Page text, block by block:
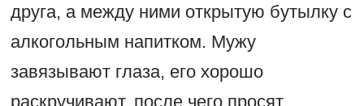
друга, а между ними открытую бутылку с
алкогольным напитком. Мужу
завязывают глаза, его хорошо
раскручивают, после чего просят